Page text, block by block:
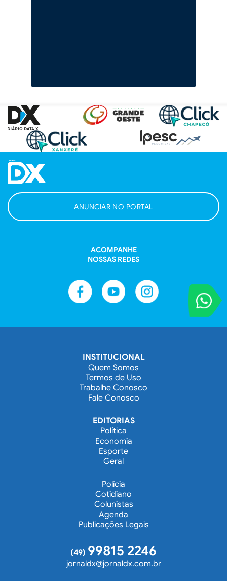
VOCÊ
Entre em
ANUNCIAR NO PORTAL
ACOMPANHE
NOSSAS REDES
INSTITUCIONAL
Quem Somos
Termos de Uso
Trabalhe Conosco
Fale Conosco
EDITORIAS
Política
Economia
Esporte
Geral
Polícia
Cotidiano
Colunistas
Agenda
Publicações Legais
(49) 99815 2246
jornaldx@jornaldx.com.br